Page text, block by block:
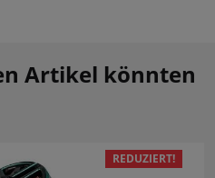
Artikel könnten
REDUZIERT!